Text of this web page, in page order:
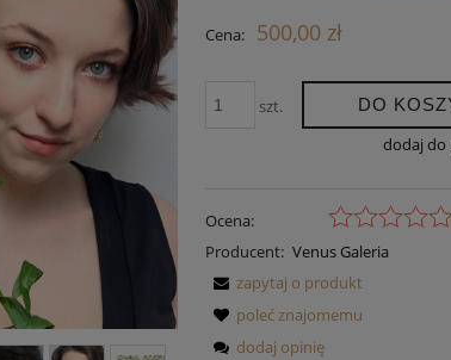
Cena nie zawiera ewentualnych kosztów
płatności
Cena: 500,00 zł
szt. DO
dodaj do
Ocena:
Producent: Venus Galeria
zapytaj o produkt
poleć znajomemu
dodaj opinię